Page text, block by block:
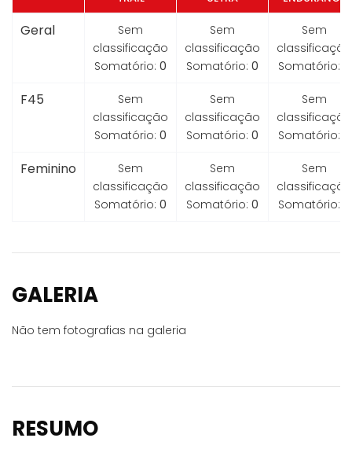
Geral
Sem
classificação
Somatório: 0
Sem
classificação
Somatório: 0
Sem
classificação
Somatório:
F45
Sem
classificação
Somatório: 0
Sem
classificação
Somatório: 0
Sem
classificação
Somatório:
Feminino
Sem
classificação
Somatório: 0
Sem
classificação
Somatório: 0
Sem
classificação
Somatório:
GALERIA
Não tem fotografias na galeria
RESUMO